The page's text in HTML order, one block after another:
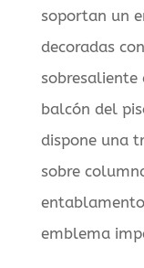
soportan un
decoradas
sobresaliente
balcón del
dispone una
sobre
emblema